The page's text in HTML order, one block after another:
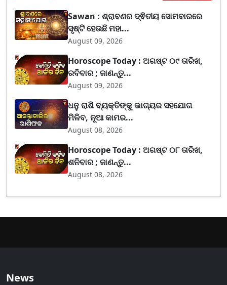
Sawan : ଶ୍ରାବଣର ଦ୍ଵିତୀୟ ସୋମବାରରେ
ସୃଷ୍ଟି ହେଉଛି ମହା...
August 09, 2026
Horoscope Today : ଅଗଷ୍ଟ ୦୯ ତାରିଖ,
ରବିବାର ; ଜାଣନ୍ତୁ...
August 09, 2026
ଧନୁ ରାଶି ବ୍ୟକ୍ତିଙ୍କୁ ଭାଗ୍ୟର ସହଯୋଗ
ମିଳିବ, ନୂଆ କାମର...
August 08, 2026
Horoscope Today : ଅଗଷ୍ଟ ୦୮ ତାରିଖ,
ଶନିବାର ; ଜାଣନ୍ତୁ...
August 08, 2026
News